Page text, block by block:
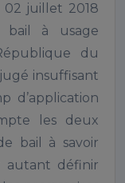
02 juillet 2018
bail à usage
du
insuffisant
d’application
les deux
bail à savoir
autant définir